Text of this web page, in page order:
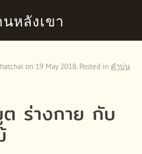
หลังเขา
on 19 May 2018. Posted in คำบ่น
ร่างกาย กับ